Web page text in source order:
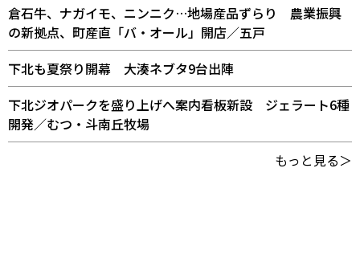
倉石牛、ナガイモ、ニンニク…地場産品ずらり 農業振興
の新拠点、町産直「バ・オール」開店／五戸
下北も夏祭り開幕 大湊ネブタ9台出陣
下北ジオパークを盛り上げへ案内看板新設 ジェラート6種
開発／むつ・斗南丘牧場
もっと見る＞